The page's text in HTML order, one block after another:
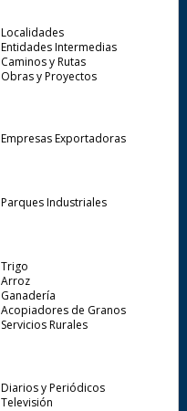
Localidades
Entidades Intermedias
Caminos y Rutas
Obras y Proyectos
Empresas Exportadoras
Parques Industriales
Trigo
Arroz
Ganadería
Acopiadores de Granos
Servicios Rurales
Diarios y Periódicos
Televisión